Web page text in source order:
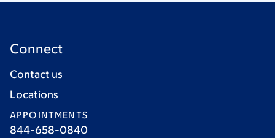
Connect
Contact us
Locations
APPOINTMENTS
844-658-0840